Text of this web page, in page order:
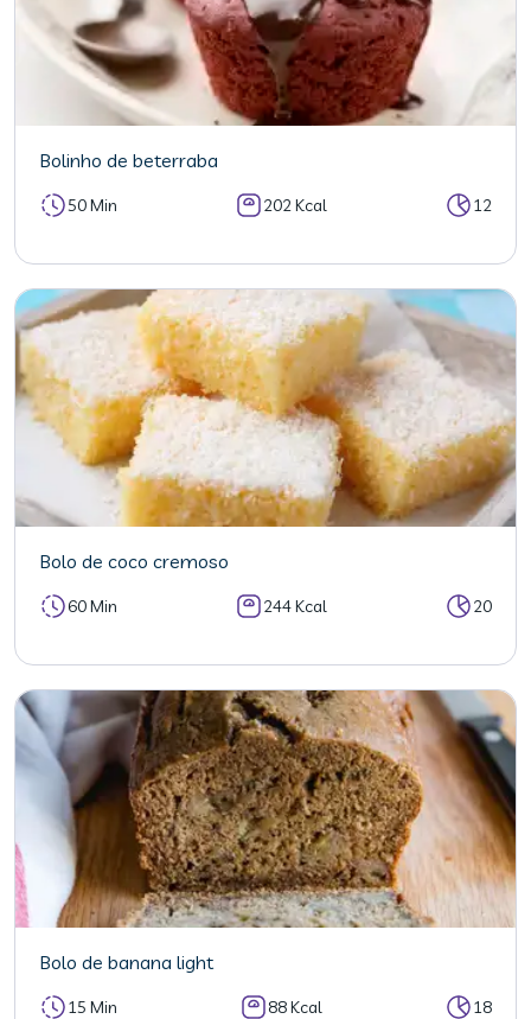
Bolinho de beterraba
50 Min 202 Kcal 12
Bolo de coco cremoso
60 Min 244 Kcal 20
Bolo de banana light
15 Min 88 Kcal 18